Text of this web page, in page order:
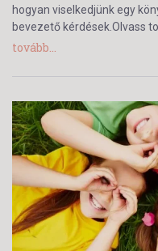
hogyan viselkedjünk egy
bevezető kérdések.Olvass
tovább...